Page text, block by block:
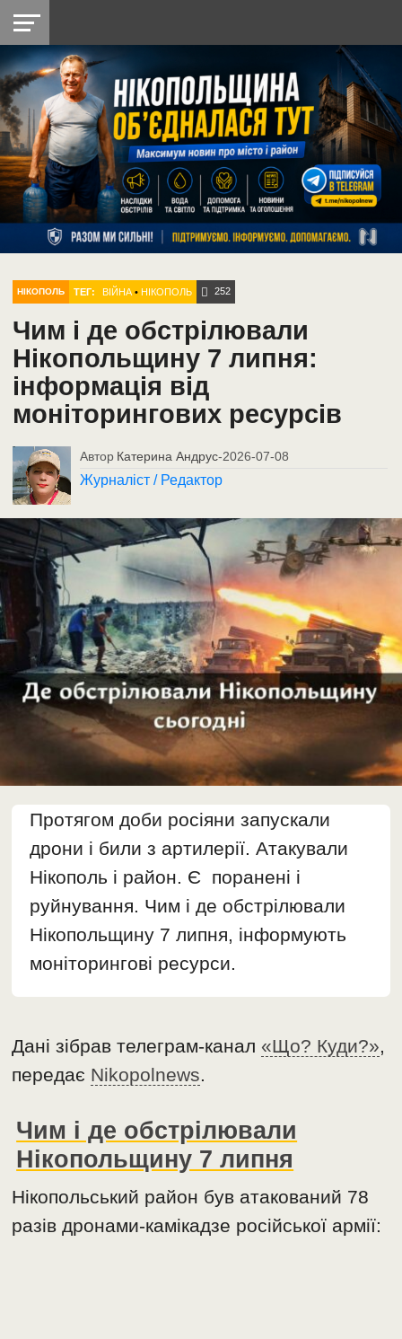
НІКОПОЛЬ
РАЙОН
СІЧЕСЛАВСЬКА
УКРАЇНА
РЕТРО
НІКОПОЛЬ
ЛАЙТ
УКРАЇНА
ДОПОМОГА
РАДІО
НІКОПОЛЬ ТЕГ: ВІЙНА •НІКОПОЛЬ 252
Чим і де обстрілювали
Нікопольщину 7 липня:
інформація від
моніторингових ресурсів
Автор Катерина Андрус-2026-07-08
Журналіст / Редактор
Протягом доби росіяни запускали
дрони і били з артилерії. Атакували
Нікополь і район. Є поранені і
руйнування. Чим і де обстрілювали
Нікопольщину 7 липня, інформують
моніторингові ресурси.
Дані зібрав телеграм-канал«Що? Куди?»,
передає Nikopolnews.
Чим і де обстрілювали
Нікопольщину 7 липня
Нікопольський район був атакований 78
разів дронами-камікадзе російської армії: